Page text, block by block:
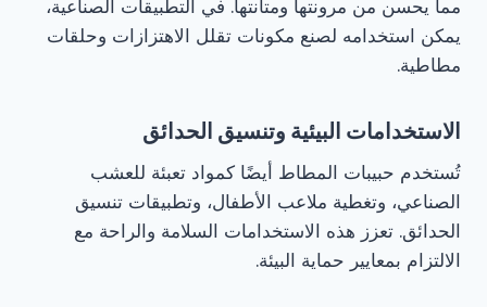
مما يحسن من مرونتها ومتانتها. في التطبيقات الصناعية،
يمكن استخدامه لصنع مكونات تقلل الاهتزازات وحلقات
مطاطية.
الاستخدامات البيئية وتنسيق الحدائق
تُستخدم حبيبات المطاط أيضًا كمواد تعبئة للعشب
الصناعي، وتغطية ملاعب الأطفال، وتطبيقات تنسيق
الحدائق. تعزز هذه الاستخدامات السلامة والراحة مع
الالتزام بمعايير حماية البيئة.